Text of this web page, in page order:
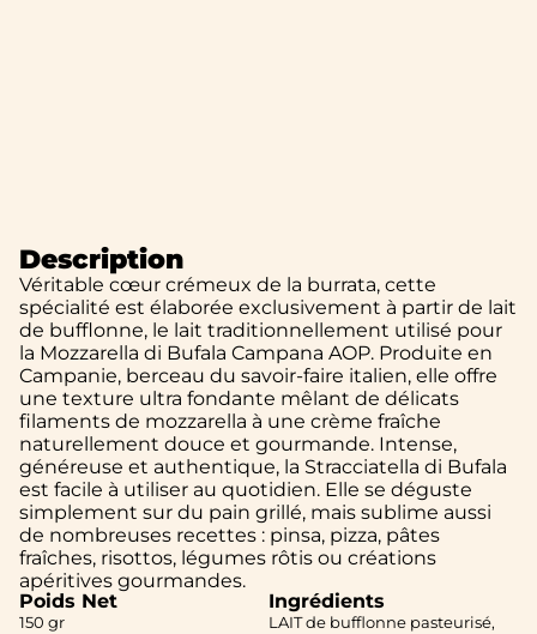
Description
Véritable cœur crémeux de la burrata, cette
spécialité est élaborée exclusivement à partir de lait
de bufflonne, le lait traditionnellement utilisé pour
la Mozzarella di Bufala Campana AOP. Produite en
Campanie, berceau du savoir-faire italien, elle offre
une texture ultra fondante mêlant de délicats
filaments de mozzarella à une crème fraîche
naturellement douce et gourmande. Intense,
généreuse et authentique, la Stracciatella di Bufala
est facile à utiliser au quotidien. Elle se déguste
simplement sur du pain grillé, mais sublime aussi
de nombreuses recettes : pinsa, pizza, pâtes
fraîches, risottos, légumes rôtis ou créations
apéritives gourmandes.
Poids Net
150 gr
Ingrédients
LAIT de bufflonne pasteurisé,